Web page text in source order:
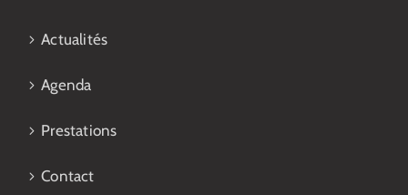
Actualités
Agenda
Prestations
Contact